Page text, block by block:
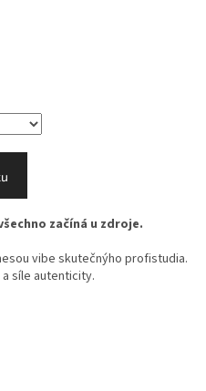
začíná u zdroje.
vibe skutečnýho profistudia.
síle autenticity.